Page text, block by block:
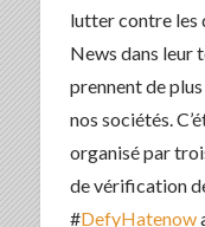
lutter contre les
News dans leur
prennent de
nos sociétés.
organisé par
de vérification
#DefyHatenow